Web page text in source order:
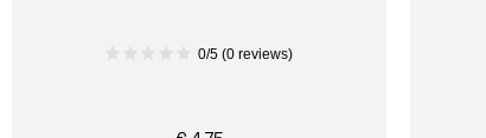
0/5 (0 reviews)